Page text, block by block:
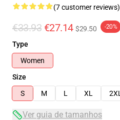
(7 customer reviews)
€33.93 €27.14 $29.50 -20%
Type
Women
Size
S
M L XL 2XL
Ver guia de tamanhos